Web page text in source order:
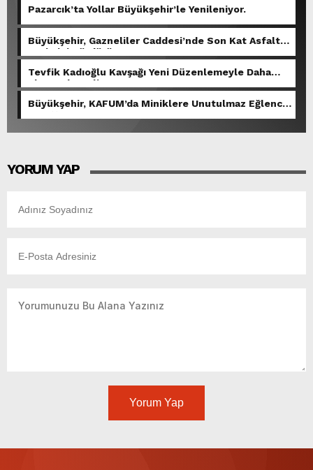
Pazarcık’ta Yollar Büyükşehir’le Yenileniyor.
Büyükşehir, Gazneliler Caddesi’nde Son Kat Asfalt
Serimini Sürdürüyor.
Tevfik Kadıoğlu Kavşağı Yeni Düzenlemeyle Daha
Akıcı Hale Geliyor.
Büyükşehir, KAFUM’da Miniklere Unutulmaz Eğlence
YORUM YAP
Yorum Yap